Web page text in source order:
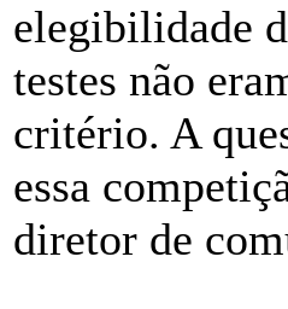
elegibilidade
testes não
critério. A
essa
diretor de